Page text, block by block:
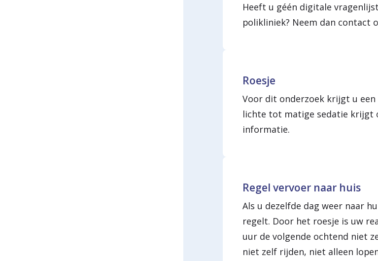
Heeft u géén digitale
polikliniek? Neem dan contact
Roesje
Voor dit onderzoek krijgt u
lichte tot matige sedatie krijgt
informatie.
Regel vervoer naar huis
Als u dezelfde dag weer naar
regelt. Door het roesje is uw
uur de volgende ochtend niet
niet zelf rijden, niet alleen